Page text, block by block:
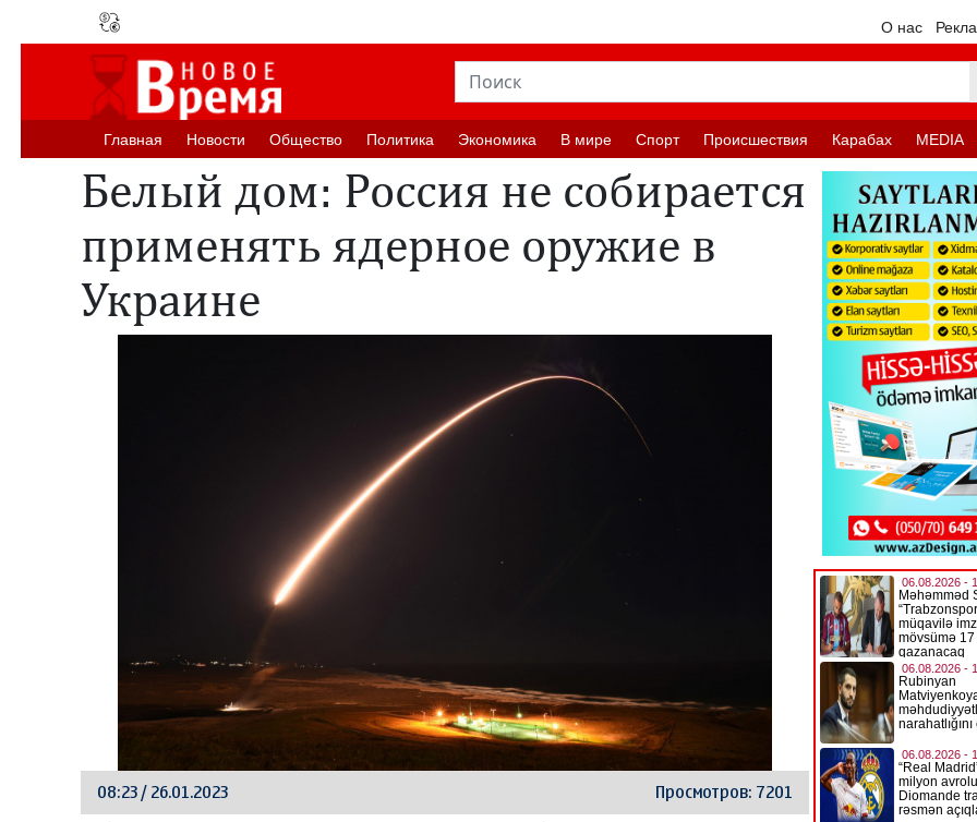
О нас
Главная Новости Oбщество Политика Экономика В мире Спорт Происшествия Карабах MEDIA
Белый дом: Россия не собирается
применять ядерное оружие в
Украине
08:23 / 26.01.2023 Просмотров: 7201